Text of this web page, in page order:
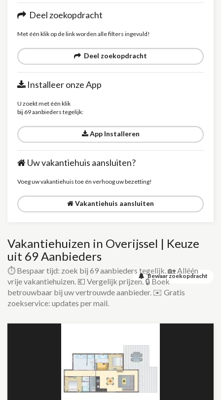
Deel zoekopdracht
Met één klik op de link worden alle filters ingevuld!
Deel zoekopdracht
Installeer onze App
U zoekt met één klik
bij 69 aanbieders tegelijk:
App Installeren
Uw vakantiehuis aansluiten?
Voeg uw vakantiehuis toe én verhoog uw bezetting!
Vakantiehuis aansluiten
Bewaar zoekopdracht
Vakantiehuizen in Overijssel | Keuze
uit 69 Aanbieders
⏱️ Bespaar tijd: zoek bij 69 aanbieders tegelijk. 🏡 Alléén
vrije vakantiehuizen. 💶 Vergelijk prijzen. 🔒 Boek
betrouwbaar bij uw vertrouwde aanbieder. ✉️ Gratis
zoekservice: updates per mail.